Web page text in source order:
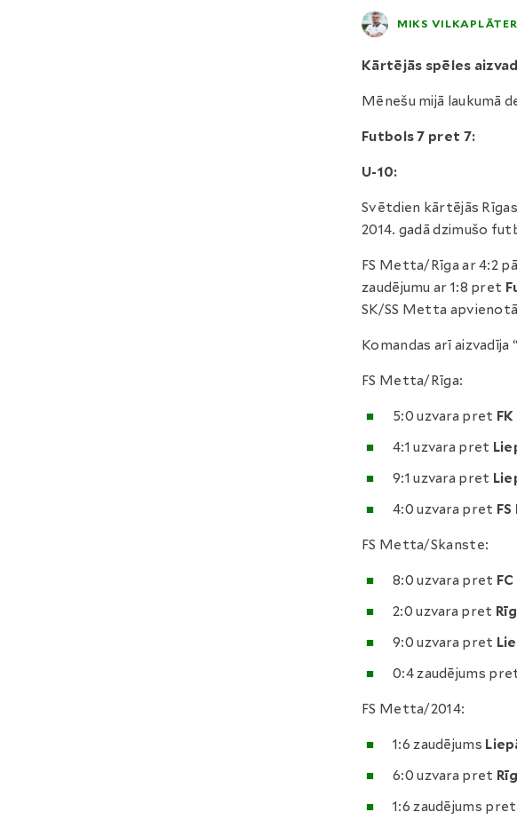
MIKS
Kārtējās spēles
Mēnešu mijā laukumā
Futbols 7 pret 7:
U-10:
Svētdien kārtējās
2014. gadā dzimušo
FS Metta/Rīga ar 4:2
zaudējumu ar 1:8 pret
SK/SS Metta
Komandas arī
FS Metta/Rīga:
5:0 uzvara pret
4:1 uzvara pret
9:1 uzvara pret
4:0 uzvara pret
FS Metta/Skanste:
8:0 uzvara pret
2:0 uzvara pret
9:0 uzvara pret
0:4 zaudējums
FS Metta/2014:
1:6 zaudējums
6:0 uzvara pret
1:6 zaudējums pret